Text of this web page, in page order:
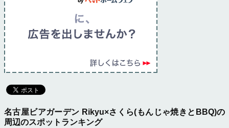
名古屋ビアガーデン Rikyu×さくら(もんじゃ焼きとBBQ)の
周辺のスポットランキング